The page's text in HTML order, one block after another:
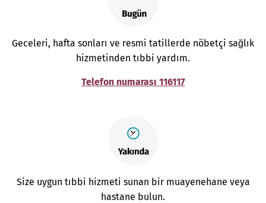
Geceleri, hafta sonları ve resmi tatillerde nöbetçi sağlık
hizmetinden tıbbi yardım.
Telefon numarası 116117
Size uygun tıbbi hizmeti sunan bir muayenehane veya
hastane bulun.